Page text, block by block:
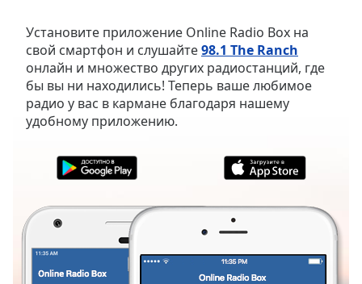
Skip
Forward
Mute
Current
Time0:00
Duration-:-
Seek to
live,
behind
LIVE
Установите приложение Online Radio Box на
свой смартфон и слушайте98.1 The Ranch
онлайн и множество других радиостанций, где
бы вы ни находились! Теперь ваше любимое
радио у вас в кармане благодаря нашему
удобному приложению.